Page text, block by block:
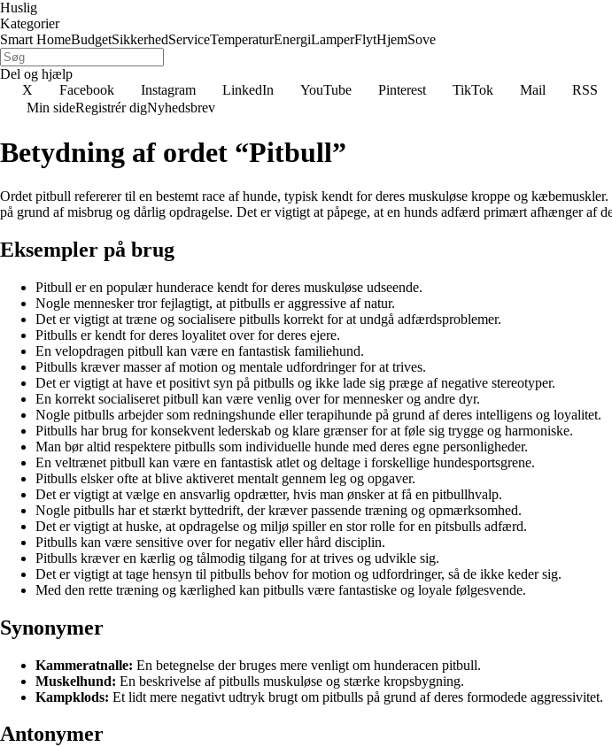
Huslig
Kategorier
Smart HomeBudgetSikkerhedServiceTemperaturEnergiLamperFlytHjemSove
Del og hjælp
X
Facebook Instagram LinkedIn YouTube Pinterest TikTok Mail
RSS
Min sideRegistrér digNyhedsbrev
Betydning af ordet “Pitbull”
Ordet pitbull refererer til en bestemt race af hunde, typisk kendt for deres muskuløse kroppe og
på grund af misbrug og dårlig opdragelse. Det er vigtigt at påpege, at en hunds adfærd primært afhænger af
Eksempler på brug
Pitbull er en populær hunderace kendt for deres muskuløse udseende.
Nogle mennesker tror fejlagtigt, at pitbulls er aggressive af natur.
Det er vigtigt at træne og socialisere pitbulls korrekt for at undgå adfærdsproblemer.
Pitbulls er kendt for deres loyalitet over for deres ejere.
En velopdragen pitbull kan være en fantastisk familiehund.
Pitbulls kræver masser af motion og mentale udfordringer for at trives.
Det er vigtigt at have et positivt syn på pitbulls og ikke lade sig præge af negative stereotyper.
En korrekt socialiseret pitbull kan være venlig over for mennesker og andre dyr.
Nogle pitbulls arbejder som redningshunde eller terapihunde på grund af deres intelligens og loyalitet.
Pitbulls har brug for konsekvent lederskab og klare grænser for at føle sig trygge og harmoniske.
Man bør altid respektere pitbulls som individuelle hunde med deres egne personligheder.
En veltrænet pitbull kan være en fantastisk atlet og deltage i forskellige hundesportsgrene.
Pitbulls elsker ofte at blive aktiveret mentalt gennem leg og opgaver.
Det er vigtigt at vælge en ansvarlig opdrætter, hvis man ønsker at få en pitbullhvalp.
Nogle pitbulls har et stærkt byttedrift, der kræver passende træning og opmærksomhed.
Det er vigtigt at huske, at opdragelse og miljø spiller en stor rolle for en pitsbulls adfærd.
Pitbulls kan være sensitive over for negativ eller hård disciplin.
Pitbulls kræver en kærlig og tålmodig tilgang for at trives og udvikle sig.
Det er vigtigt at tage hensyn til pitbulls behov for motion og udfordringer, så de ikke keder sig.
Med den rette træning og kærlighed kan pitbulls være fantastiske og loyale følgesvende.
Synonymer
Kammeratnalle: En betegnelse der bruges mere venligt om hunderacen pitbull.
Muskelhund: En beskrivelse af pitbulls muskuløse og stærke kropsbygning.
Kampklods: Et lidt mere negativt udtryk brugt om pitbulls på grund af deres formodede aggressivitet.
Antonymer